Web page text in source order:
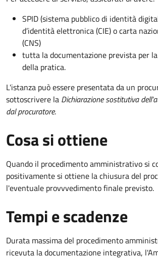
SPID (sistema pubblico di identità
d’identità elettronica (CIE) o carta
(CNS)
tutta la documentazione prevista per
della pratica.
L'istanza può essere presentata da un
sottoscrivere la Dichiarazione sostitutiva
dal procuratore.
Cosa si ottiene
Quando il procedimento amministrativo si
positivamente si ottiene la chiusura del
l'eventuale provvvedimento finale previsto.
Tempi e scadenze
Durata massima del procedimento
ricevuta la documentazione integrativa,